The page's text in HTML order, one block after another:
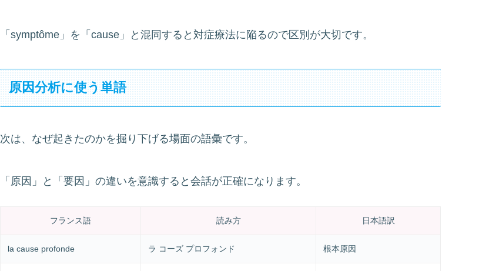
「symptôme」を「cause」と混同すると対症療法に陥るので区別が大切です。
原因分析に使う単語
次は、なぜ起きたのかを掘り下げる場面の語彙です。
「原因」と「要因」の違いを意識すると会話が正確になります。
フランス語 読み方 日本語訳
la cause profonde ラ コーズ プロフォンド 根本原因